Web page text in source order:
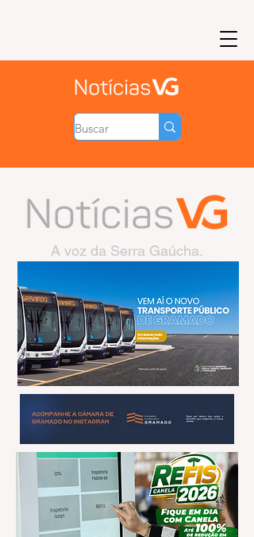
A voz da Serra Gaúcha.